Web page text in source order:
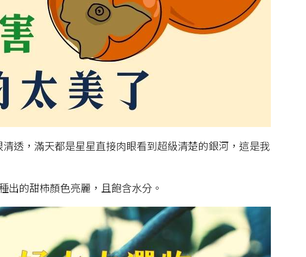
透，滿天都是星星直接肉眼看到超級清楚的銀河，這是我
出的甜柿顏色亮麗，且飽含水分 。